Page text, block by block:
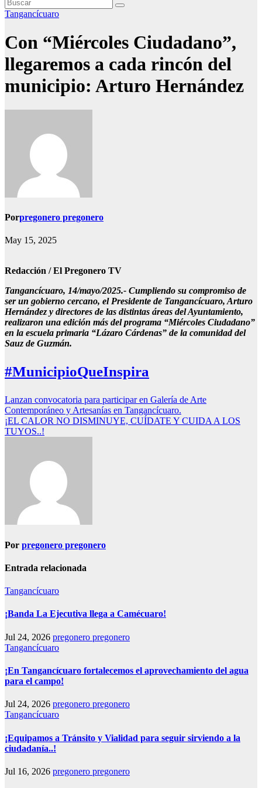
Tangancícuaro
Con “Miércoles Ciudadano”,
llegaremos a cada rincón del
municipio: Arturo Hernández
Porpregonero pregonero
May 15, 2025
Redacción / El Pregonero TV
Tangancícuaro, 14/mayo/2025.- Cumpliendo su compromiso de
ser un gobierno cercano, el Presidente de Tangancícuaro, Arturo
Hernández y directores de las distintas áreas del Ayuntamiento,
realizaron una edición más del programa “Miércoles Ciudadano”
en la escuela primaria “Lázaro Cárdenas” de la comunidad del
Sauz de Guzmán.
#MunicipioQueInspira
Navegación
de
entradas
Lanzan convocatoria para participar en Galería de Arte
Contemporáneo y Artesanías en Tangancícuaro.
¡EL CALOR NO DISMINUYE, CUÍDATE Y CUIDA A LOS
TUYOS..!
Por pregonero pregonero
Entrada relacionada
Tangancícuaro
¡Banda La Ejecutiva llega a Camécuaro!
Jul 24, 2026 pregonero pregonero
Tangancícuaro
¡En Tangancícuaro fortalecemos el aprovechamiento del agua
para el campo!
Jul 24, 2026 pregonero pregonero
Tangancícuaro
¡Equipamos a Tránsito y Vialidad para seguir sirviendo a la
ciudadanía..!
Jul 16, 2026 pregonero pregonero